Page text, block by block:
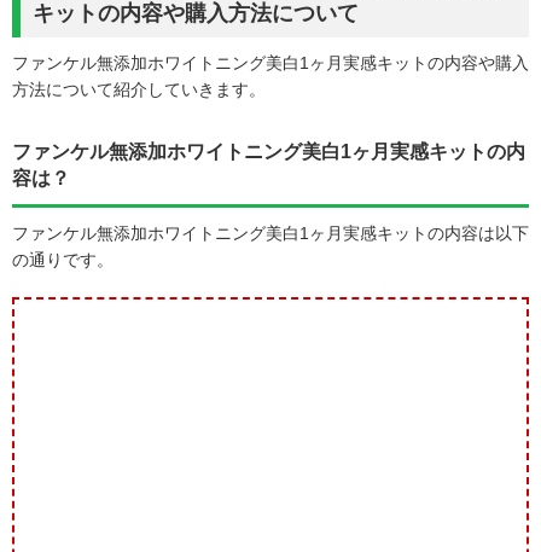
キットの内容や購入方法について
ファンケル無添加ホワイトニング美白1ヶ月実感キットの内容や購入
方法について紹介していきます。
ファンケル無添加ホワイトニング美白1ヶ月実感キットの内
容は？
ファンケル無添加ホワイトニング美白1ヶ月実感キットの内容は以下
の通りです。